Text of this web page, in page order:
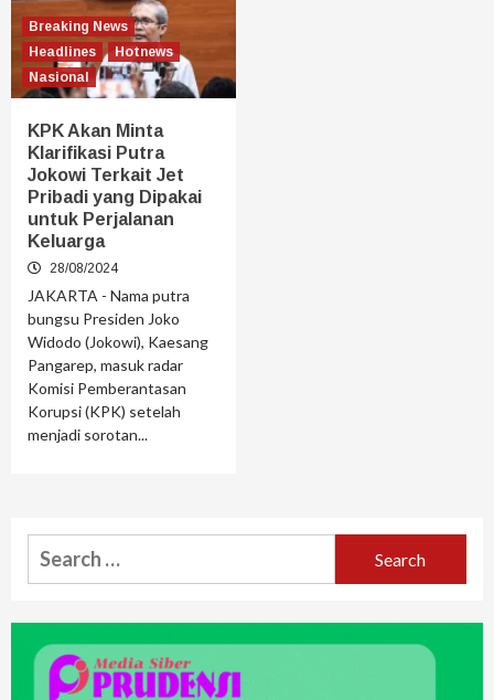
Breaking News
Headlines
Hotnews
Nasional
KPK Akan Minta
Klarifikasi Putra
Jokowi Terkait Jet
Pribadi yang Dipakai
untuk Perjalanan
Keluarga
28/08/2024
JAKARTA - Nama putra
bungsu Presiden Joko
Widodo (Jokowi), Kaesang
Pangarep, masuk radar
Komisi Pemberantasan
Korupsi (KPK) setelah
menjadi sorotan...